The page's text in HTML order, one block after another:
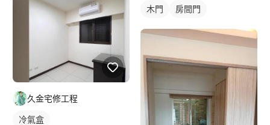
久金宅修工程
冷氣盒
木門 房間門